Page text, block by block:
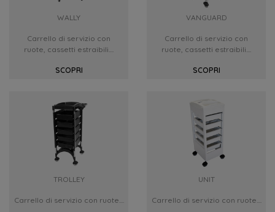
WALLY
Carrello di servizio con
ruote, cassetti estraibili....
SCOPRI
VANGUARD
Carrello di servizio con
ruote, cassetti estraibili....
SCOPRI
TROLLEY
Carrello di servizio con ruote....
UNIT
Carrello di servizio con ruote....